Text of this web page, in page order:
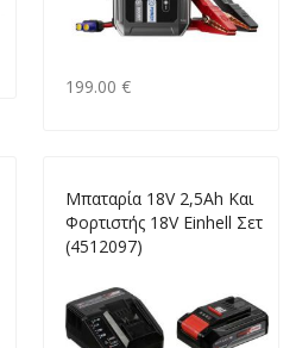
199.00 €
Μπαταρία 18V 2,5Ah Και
Φορτιστής 18V Einhell Σετ
(4512097)